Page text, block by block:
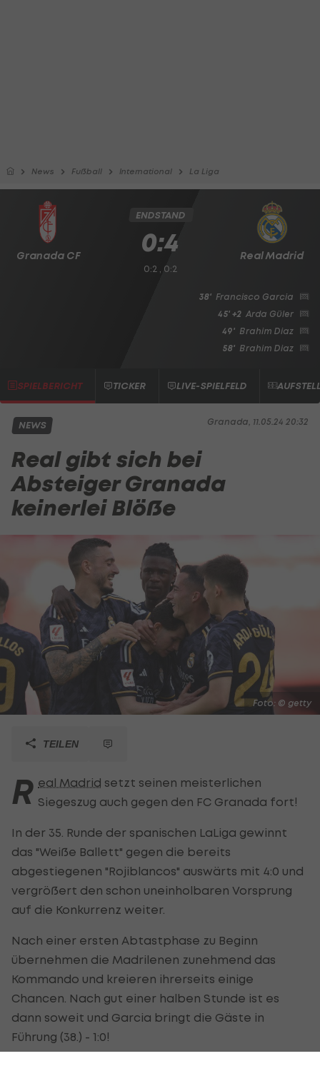
News Fußball International La Liga
Granada CF Real Madrid
ENDSTAND
0:4
0:2 , 0:2
38' Francisco Garcia
45' +2 Arda Güler
49' Brahim Diaz
58' Brahim Diaz
SPIELBERICHT TICKER LIVE-SPIELFELD
Granada, 11.05.24 20:32
NEWS
Real gibt sich bei
Absteiger Granada
keinerlei Blöße
Foto: © getty
TEILEN
R eal Madrid setzt seinen meisterlichen
Siegeszug auch gegen den FC Granada fort!
In der 35. Runde der spanischen LaLiga gewinnt
das "Weiße Ballett" gegen die bereits
abgestiegenen "Rojiblancos" auswärts mit 4:0 und
vergrößert den schon uneinholbaren Vorsprung
auf die Konkurrenz weiter.
Nach einer ersten Abtastphase zu Beginn
übernehmen die Madrilenen zunehmend das
Kommando und kreieren ihrerseits einige
Chancen. Nach gut einer halben Stunde ist es
dann soweit und Garcia bringt die Gäste in
Führung (38.) - 1:0!